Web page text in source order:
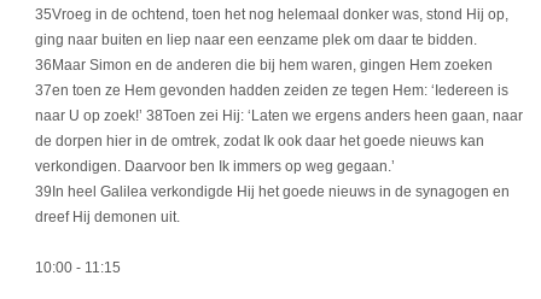
35Vroeg in de ochtend, toen het nog helemaal donker was, stond Hij op,
ging naar buiten en liep naar een eenzame plek om daar te bidden.
36Maar Simon en de anderen die bij hem waren, gingen Hem zoeken
37en toen ze Hem gevonden hadden zeiden ze tegen Hem: ‘Iedereen is
naar U op zoek!’ 38Toen zei Hij: ‘Laten we ergens anders heen gaan, naar
de dorpen hier in de omtrek, zodat Ik ook daar het goede nieuws kan
verkondigen. Daarvoor ben Ik immers op weg gegaan.’
39In heel Galilea verkondigde Hij het goede nieuws in de synagogen en
dreef Hij demonen uit.
10:00 - 11:15